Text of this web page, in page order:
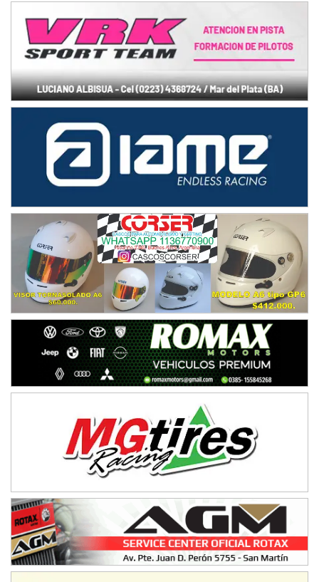
NORESTE SANTAFESINO - F6
Ciudad de Avellaneda (Asfalto)
SUR SANTAFESINO - F4
José Samuel Sánchez (Tierra)
Rufino (Santa Fe)
TUCUMANO - F5
Juan Navarro (Asfalto)
El Timbó (Tucumán)